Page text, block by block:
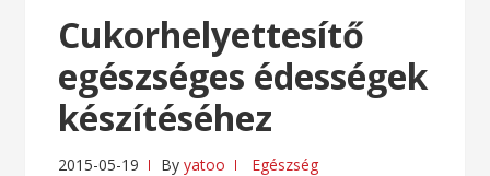
Cukorhelyettesítő
egészséges édességek
készítéséhez
2015-05-19 Byyatoo Egészség